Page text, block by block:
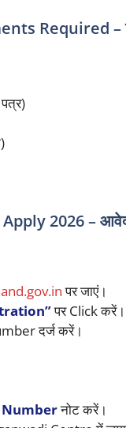
Required –
2026 –
पर जाएं।
पर Click करें।
दर्ज करें।
Numberनोट करें।